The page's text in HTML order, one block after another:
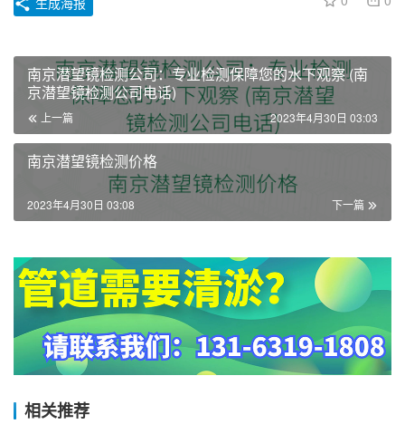
南京潜望镜检测公司：专业检测保障您的水下观察 (南
京潜望镜检测公司电话)
上一篇 2023年4月30日 03:03
南京潜望镜检测价格
下一篇
2023年4月30日 03:08
相关推荐